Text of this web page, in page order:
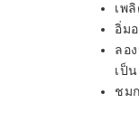
เพ
อิ่ม
ลอ
เป็
ชม